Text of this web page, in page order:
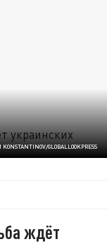
KONSTANTINOV/GLOBALLOOKPRESS
ждёт